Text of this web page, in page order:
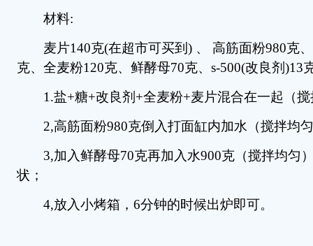
材料:
麦片140克(在超市可买到) 、 高筋面粉980克、
克、全麦粉120克、鲜酵母70克、s-500(改良剂)13
1.盐+糖+改良剂+全麦粉+麦片混合在一起（搅
2,高筋面粉980克倒入打面缸内加水（搅拌均
3,加入鲜酵母70克再加入水900克（搅拌均匀
状；
4,放入小烤箱，6分钟的时候出炉即可。